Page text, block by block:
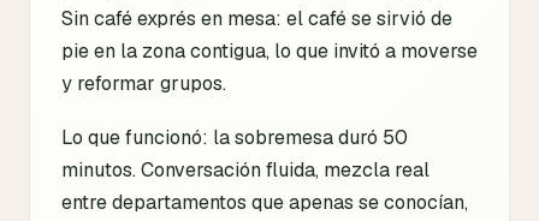
Sin café exprés en mesa: el café se sirvió de
pie en la zona contigua, lo que invitó a moverse
y reformar grupos.
Lo que funcionó: la sobremesa duró 50
minutos. Conversación fluida, mezcla real
entre departamentos que apenas se conocían,